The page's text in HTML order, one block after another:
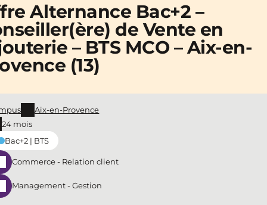
Alternance Bac+2 –
de Vente en
– BTS MCO – Aix-en-
(13)
Aix-en-Provence
24 mois
Bac+2 | BTS
Commerce - Relation client
Management - Gestion